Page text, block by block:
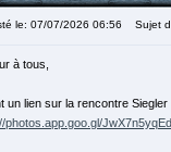
le: 07/07/2026 06:56 Sujet
à tous,
un lien sur la rencontre
photos.app.goo.gl/